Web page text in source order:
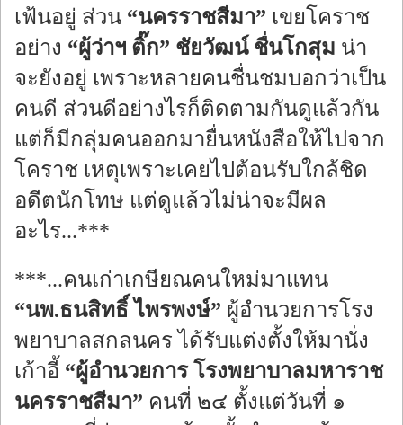
เฟ้นอยู่ ส่วน “นครราชสีมา” เขยโคราช
อย่าง “ผู้ว่าฯ ติ๊ก” ชัยวัฒน์ ชื่นโกสุม น่า
จะยังอยู่ เพราะหลายคนชื่นชมบอกว่าเป็น
คนดี ส่วนดีอย่างไรก็ติดตามกันดูแล้วกัน
แต่ก็มีกลุ่มคนออกมายื่นหนังสือให้ไปจาก
โคราช เหตุเพราะเคยไปต้อนรับใกล้ชิด
อดีตนักโทษ แต่ดูแล้วไม่น่าจะมีผล
อะไร...***
***...คนเก่าเกษียณคนใหม่มาแทน
“นพ.ธนสิทธิ์ ไพรพงษ์” ผู้อำนวยการโรง
พยาบาลสกลนคร ได้รับแต่งตั้งให้มานั่ง
เก้าอี้ “ผู้อำนวยการ โรงพยาบาลมหาราช
นครราชสีมา” คนที่ ๒๔ ตั้งแต่วันที่ ๑